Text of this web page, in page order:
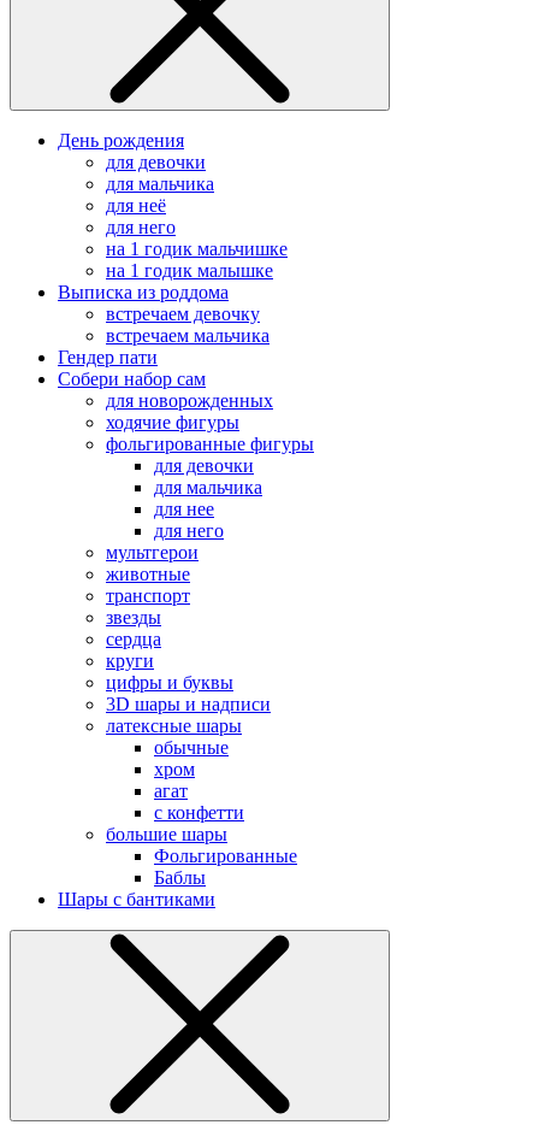
День рождения
для девочки
для мальчика
для неё
для него
на 1 годик мальчишке
на 1 годик малышке
Выписка из роддома
встречаем девочку
встречаем мальчика
Гендер пати
Собери набор сам
для новорожденных
ходячие фигуры
фольгированные фигуры
для девочки
для мальчика
для нее
для него
мультгерои
животные
транспорт
звезды
сердца
круги
цифры и буквы
3D шары и надписи
латексные шары
обычные
хром
агат
с конфетти
большие шары
Фольгированные
Баблы
Шары с бантиками